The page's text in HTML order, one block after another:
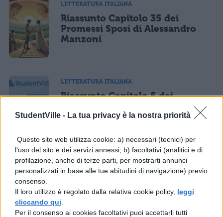
StudentVille - La tua privacy è la nostra priorità
Questo sito web utilizza cookie: a) necessari (tecnici) per
l'uso del sito e dei servizi annessi; b) facoltativi (analitici e di
profilazione, anche di terze parti, per mostrarti annunci
personalizzati in base alle tue abitudini di navigazione) previo
consenso.
Il loro utilizzo è regolato dalla relativa cookie policy, leggi
cliccando qui
Per il consenso ai cookies facoltativi puoi accettarli tutti
LETTERATURA ITALIANA
Riassunto Capitolo 35 dei
Promessi Sposi di Alessandro
Manzoni
LETTERATURA ITALIANA
Riassunto Capitolo 5 dei
Promessi Sposi di Alessandro
Manzoni
LETTERATURA ITALIANA
Riassunto Capitolo 6 dei
Manzoni